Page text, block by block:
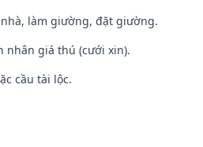
làm giường, đặt giường.
nhân giá thú (cưới xin).
cầu tài lộc.